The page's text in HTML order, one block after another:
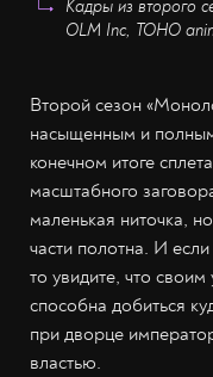
Кадры из второго
OLM Inc, TOHO
Второй сезон
насыщенным и
конечном итоге
масштабного
маленькая ниточка,
части полотна. И
то увидите, что
способна добиться
при дворце
властью.